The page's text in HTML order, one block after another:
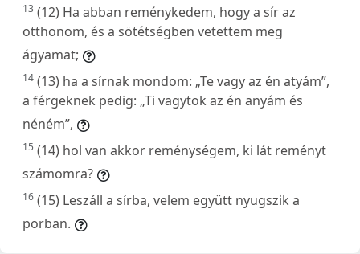
13 (12) Ha abban reménykedem, hogy a sír az
otthonom, és a sötétségben vetettem meg
ágyamat;
14 (13) ha a sírnak mondom: „Te vagy az én atyám”,
a férgeknek pedig: „Ti vagytok az én anyám és
néném”,
15 (14) hol van akkor reménységem, ki lát reményt
számomra?
16 (15) Leszáll a sírba, velem együtt nyugszik a
porban.